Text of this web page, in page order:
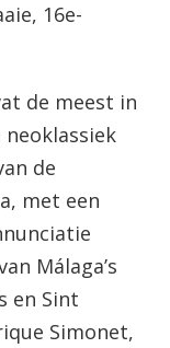
16e-
de meest in
de
met een
Málaga’s
en Sint
Simonet,